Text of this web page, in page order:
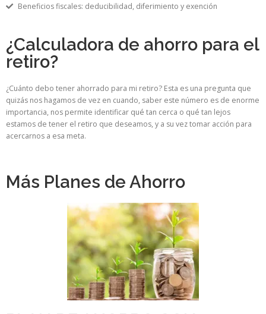
Beneficios fiscales: deducibilidad, diferimiento y exención
¿Calculadora de ahorro para el
retiro?​
¿Cuánto debo tener ahorrado para mi retiro? Esta es una pregunta que
quizás nos hagamos de vez en cuando, saber este número es de enorme
importancia, nos permite identificar qué tan cerca o qué tan lejos
estamos de tener el retiro que deseamos, y a su vez tomar acción para
acercarnos a esa meta.
Más Planes de Ahorro